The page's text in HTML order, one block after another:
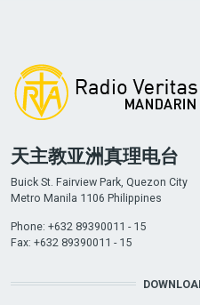
天主教亚洲真理电台
Buick St. Fairview Park, Quezon City
Metro Manila 1106 Philippines
Phone: +632 89390011 - 15
Fax: +632 89390011 - 15